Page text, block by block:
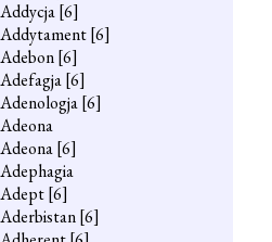
Addycja[6]
Addytament[6]
Adebon[6]
Adefagja[6]
Adenologja[6]
Adeona
Adeona[6]
Adephagia
Adept[6]
Aderbistan[6]